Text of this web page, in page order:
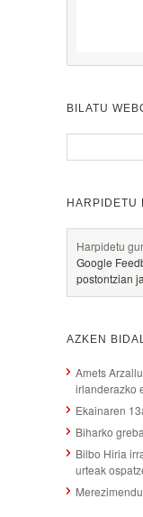
BILATU
HARPIDETU
Harpidetu
Google
postontzian
AZKEN
Amets
irlanderazko
Ekainaren
Biharko
Bilbo Hiria
urteak